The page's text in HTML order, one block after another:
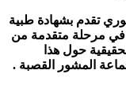
تقدم بشهادة طبية
في مرحلة متقدمة من
حول هذا
المشور القصبة .